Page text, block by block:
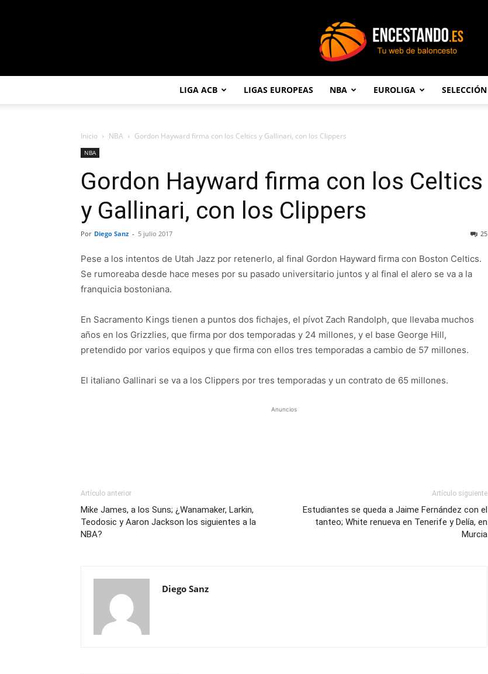
LIGA ACB LIGAS EUROPEAS NBA EUROLIGA SELECCIÓN
Inicio NBA Gordon Hayward firma con los Celtics y Gallinari, con los Clippers
NBA
Gordon Hayward firma con los Celtics
y Gallinari, con los Clippers
Por Diego Sanz - 5 julio 2017 25
Pese a los intentos de Utah Jazz por retenerlo, al final Gordon Hayward firma con Boston Celtics.
Se rumoreaba desde hace meses por su pasado universitario juntos y al final el alero se va a la
franquicia bostoniana.
En Sacramento Kings tienen a puntos dos fichajes, el pívot Zach Randolph, que llevaba muchos
años en los Grizzlies, que firma por dos temporadas y 24 millones, y el base George Hill,
pretendido por varios equipos y que firma con ellos tres temporadas a cambio de 57 millones.
El italiano Gallinari se va a los Clippers por tres temporadas y un contrato de 65 millones.
Anuncios
Artículo anterior
Mike James, a los Suns; ¿Wanamaker, Larkin,
Teodosic y Aaron Jackson los siguientes a la
NBA?
Artículo siguiente
Estudiantes se queda a Jaime Fernández con el
tanteo; White renueva en Tenerife y Delía, en
Murcia
Diego Sanz